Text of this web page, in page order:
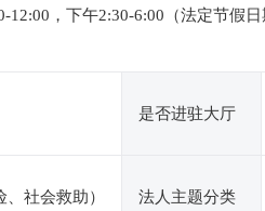
12:00，下午2:30-6:00（法定节假
是否进驻大厅
社会救助） 法人主题分类